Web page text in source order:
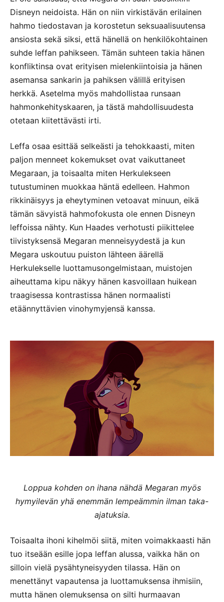
Disneyn neidoista. Hän on niin virkistävän erilainen
hahmo tiedostavan ja korostetun seksuaalisuutensa
ansiosta sekä siksi, että hänellä on henkilökohtainen
suhde leffan pahikseen. Tämän suhteen takia hänen
konfliktinsa ovat erityisen mielenkiintoisia ja hänen
asemansa sankarin ja pahiksen välillä erityisen
herkkä. Asetelma myös mahdollistaa runsaan
hahmonkehityskaaren, ja tästä mahdollisuudesta
otetaan kiitettävästi irti.
Leffa osaa esittää selkeästi ja tehokkaasti, miten
paljon menneet kokemukset ovat vaikuttaneet
Megaraan, ja toisaalta miten Herkulekseen
tutustuminen muokkaa häntä edelleen. Hahmon
rikkinäisyys ja eheytyminen vetoavat minuun, eikä
tämän sävyistä hahmofokusta ole ennen Disneyn
leffoissa nähty. Kun Haades verhotusti piikittelee
tiivistyksensä Megaran menneisyydestä ja kun
Megara uskoutuu puiston lähteen äärellä
Herkulekselle luottamusongelmistaan, muistojen
aiheuttama kipu näkyy hänen kasvoillaan huikean
traagisessa kontrastissa hänen normaalisti
etäännyttävien vinohymyjensä kanssa.
Loppua kohden on ihana nähdä Megaran myös
hymyilevän yhä enemmän lempeämmin ilman taka-
ajatuksia.
Toisaalta ihoni kihelmöi siitä, miten voimakkaasti hän
tuo itseään esille jopa leffan alussa, vaikka hän on
silloin vielä pysähtyneisyyden tilassa. Hän on
menettänyt vapautensa ja luottamuksensa ihmisiin,
mutta hänen olemuksensa on silti hurmaavan